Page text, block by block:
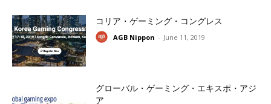
コリア・ゲーミング・コングレス
AGB Nippon - June 11, 2019
グローバル・ゲーミング・エキスポ・アジ
ア